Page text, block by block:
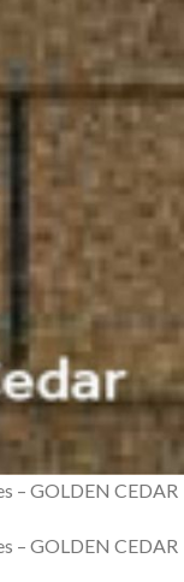
– GOLDEN CEDAR
– GOLDEN CEDAR